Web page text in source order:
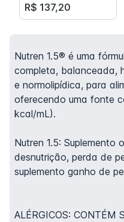
R$ 137,20
Nutren 1.5® é uma
completa, balanceada,
e normolipídica, para
oferecendo uma fonte
kcal/mL).
Nutren 1.5: Suplemento
desnutrição, perda de
suplemento ganho de
ALÉRGICOS: CONTÉM